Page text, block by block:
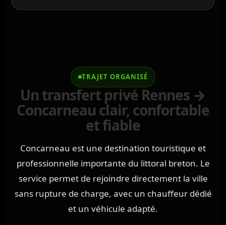
TRAJET ORGANISÉ
Un transfert privé Rennes →
Concarneau clair, confortable
et fiable
Concarneau est une destination touristique et
professionnelle importante du littoral breton. Le
service permet de rejoindre directement la ville
sans rupture de charge, avec un chauffeur dédié
et un véhicule adapté.